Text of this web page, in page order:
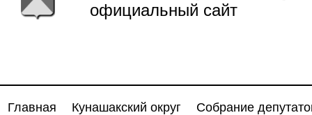
официальный сайт
Главная Кунашакский округ
Собрание